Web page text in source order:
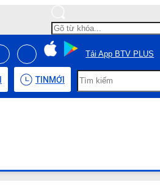
Tải App BTV PLUS
TIN MỚI